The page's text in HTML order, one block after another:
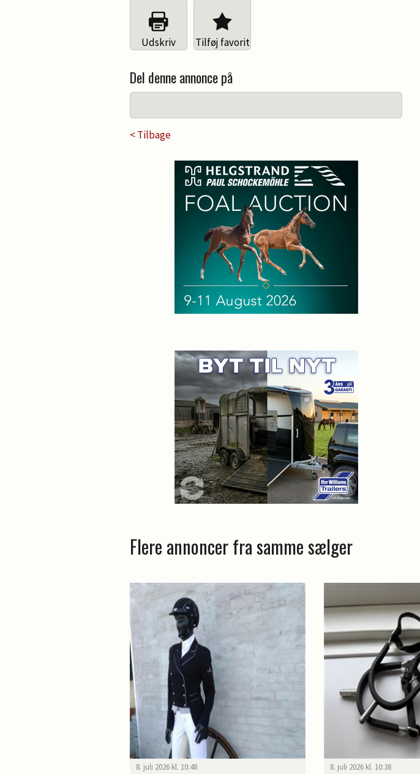
Udskriv Tilføj favorit
Del denne annonce på
< Tilbage
Flere annoncer fra samme sælger
8. juli 2026 kl. 10:48 8. juli 2026 kl. 10:38